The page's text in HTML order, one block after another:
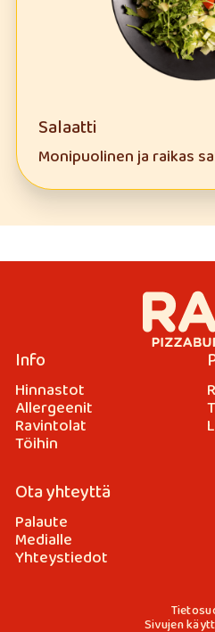
Salaatti
Monipuolinen ja raikas
Info
Hinnastot
Allergeenit
Ravintolat
Töihin
Ota yhteyttä
Palaute
Medialle
Yhteystiedot
Sivujen